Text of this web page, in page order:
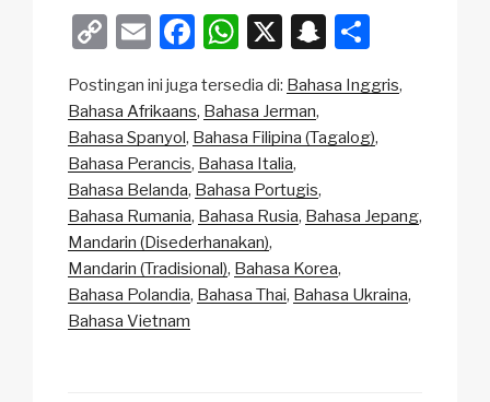
C
p
y
Li
n
k
E
ail
F
c
e
b
o
o
k
W
at
s
A
p
p
X
S
a
p
h
ar
e
Postingan ini juga tersedia di: Bahasa Inggris
Bahasa Afrikaans Bahasa Jerman
Bahasa Spanyol
Bahasa Filipina (Tagalog)
Bahasa Perancis Bahasa Italia
Bahasa Belanda Bahasa Portugis
Bahasa Rumania Bahasa Rusia Bahasa Jepang
Mandarin (Disederhanakan)
Mandarin (Tradisional) Bahasa Korea
Bahasa Polandia Bahasa Thai Bahasa Ukraina
Bahasa Vietnam